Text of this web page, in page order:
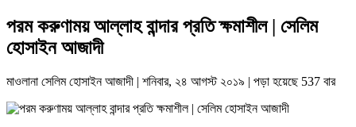
পরম করুণাময় আল্লাহ বান্দার প্রতি ক্ষমাশীল | সেলিম
হোসাইন আজাদী
মাওলানা সেলিম হোসাইন আজাদী | শনিবার, ২৪ আগস্ট ২০১৯ | পড়া হয়েছে 537 বার